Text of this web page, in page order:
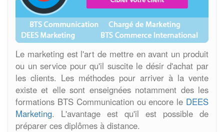
Le marketing est l'art de mettre en avant un produit
ou un service pour qu'il suscite le désir d'achat par
les clients. Les méthodes pour arriver à la vente
existe et elle sont enseignées notamment des les
formations BTS Communication ou encore le DEES
Marketing. L'avantage est qu'il est possible de
préparer ces diplômes à distance.